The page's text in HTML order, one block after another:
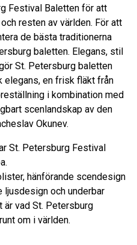
Festival Baletten för att
resten av världen. För att
de bästa traditionerna
baletten. Elegans, stil
St. Petersburg baletten
en frisk fläkt från
i kombination med
scenlandskap av den
Okunev.
St. Petersburg Festival
hänförande scendesign
ljusdesign och underbar
vad St. Petersburg
om i världen.